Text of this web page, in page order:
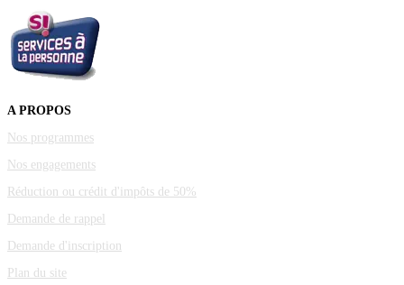
A PROPOS
Nos programmes
Nos engagements
Réduction ou crédit d'impôts de 50%
Demande de rappel
Demande d'inscription
Plan du site